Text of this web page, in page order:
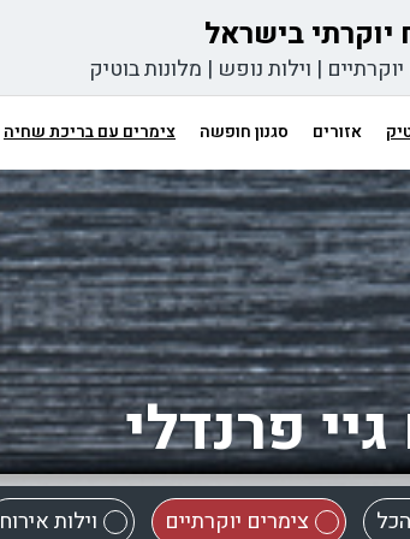
יוקרתי בישראל
| וילות נופש | מלונות בוטיק
אזורים סגנון חופשה צימרים עם בריכת שחיה
פרנדלי
הכל צימרים יוקרתיים וילות אירוח